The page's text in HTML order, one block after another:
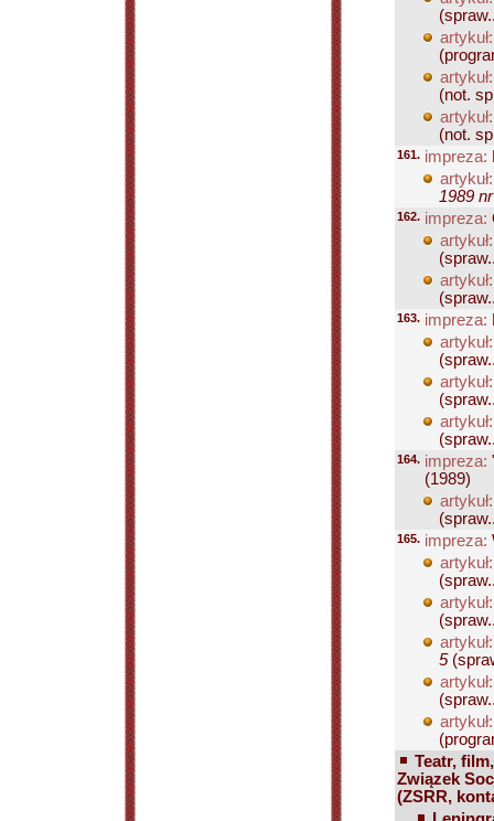
artykuł:
artykuł:
(not.
artykuł:
(not.
161. impreza:
artykuł:
1989
162. impreza:
artykuł:
artykuł:
163. impreza:
artykuł:
artykuł:
artykuł:
164. impreza:
(1989)
artykuł:
165. impreza:
artykuł:
artykuł:
artykuł:
5
artykuł:
artykuł:
Teatr,
Związek
(ZSRR,